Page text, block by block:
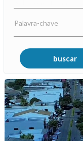
Palavra-chave